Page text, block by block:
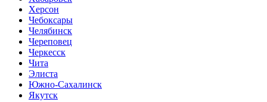
Херсон
Чебоксары
Челябинск
Череповец
Черкесск
Чита
Элиста
Южно-Сахалинск
Якутск